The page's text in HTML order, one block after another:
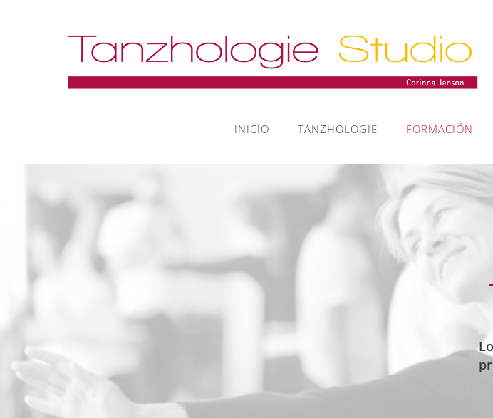
INICIO TANZHOLOGIE FORMACIÓN